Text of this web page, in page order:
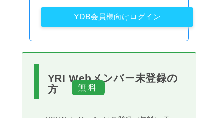
YDB会員様向けログイン
YRI Webメンバー未登録の
方